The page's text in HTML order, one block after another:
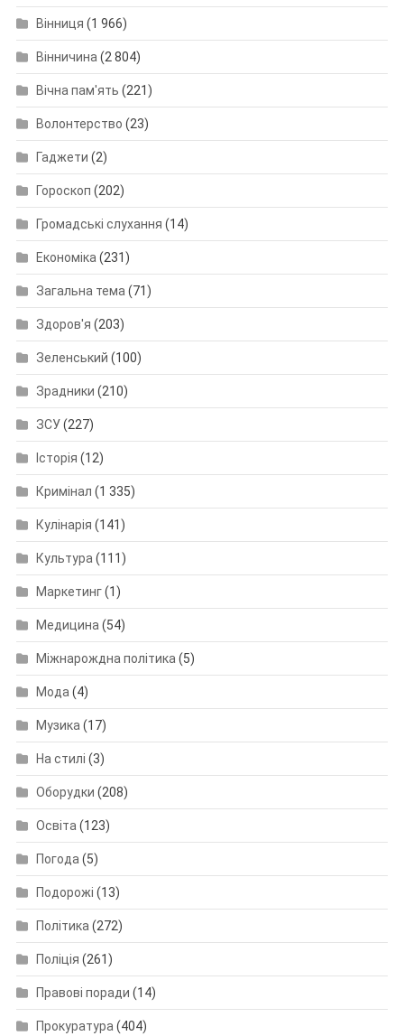
Вінниця (1 966)
Вінничина(2 804)
Вічна пам'ять (221)
Волонтерство (23)
Гаджети (2)
Гороскоп (202)
Громадські слухання (14)
Економіка(231)
Загальна тема(71)
Здоров'я (203)
Зеленський (100)
Зрадники (210)
ЗСУ(227)
Історія (12)
Кримінал (1 335)
Кулінарія (141)
Культура(111)
Маркетинг(1)
Медицина(54)
Міжнарождна політика(5)
Мода(4)
Музика(17)
На стилі (3)
Оборудки (208)
Освіта(123)
Погода(5)
Подорожі (13)
Політика(272)
Поліція (261)
Правові поради (14)
Прокуратура(404)